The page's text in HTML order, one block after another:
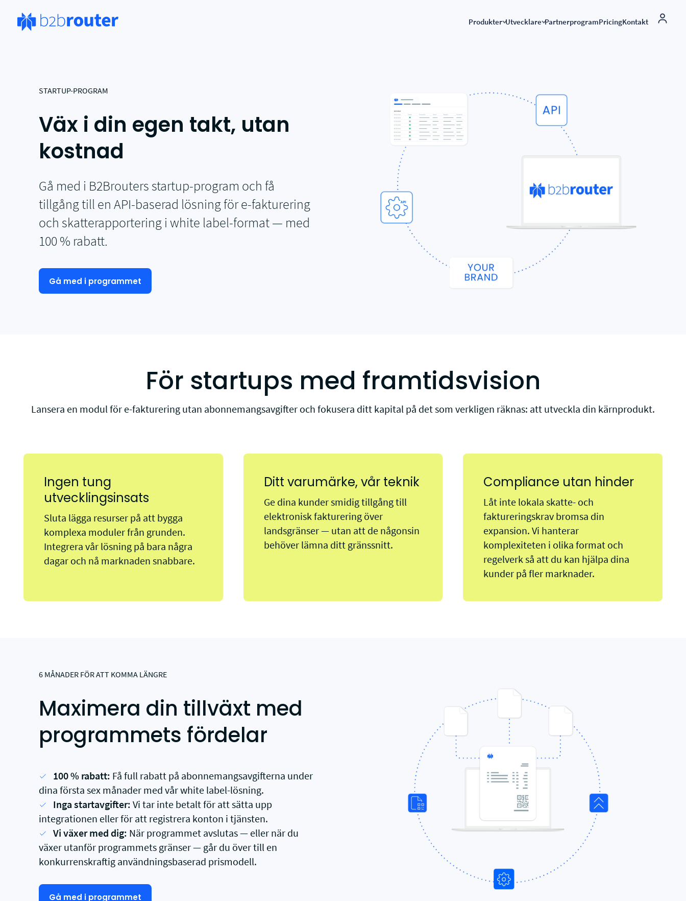
Produkter
Skicka och ta emot dina elektroniska fakturor var som helst i världen
Startup-program
Integrera e-fakturering via white label-API med 100 % rabatt.
Koppla ert ERP till B2Brouter och hantera faktureringen
befintliga system.
Lista över anslutna ERP-system
Microsoft Dynamics 365 BC, Sage, Odoo, SAP, Zoho
Utvecklare
Startup-program
PartnerprogramPricingKontakt
STARTUP-PROGRAM
Väx i din egen takt, utan
kostnad
Gå med i B2Brouters startup-program och få
tillgång till en API-baserad lösning för e-fakturering
och skatterapportering i white label-format — med
100 % rabatt.
Gå med i programmet
För startups med framtidsvision
Lansera en modul för e-fakturering utan abonnemangsavgifter och fokusera ditt kapital på det som verkligen räknas: att utveckla din kärnprodukt.
Ingen tung
utvecklingsinsats
Sluta lägga resurser på att bygga
komplexa moduler från grunden.
Integrera vår lösning på bara några
dagar och nå marknaden snabbare.
Ditt varumärke, vår teknik
Ge dina kunder smidig tillgång till
elektronisk fakturering över
landsgränser — utan att de någonsin
behöver lämna ditt gränssnitt.
Compliance utan hinder
Låt inte lokala skatte- och
faktureringskrav bromsa din
expansion. Vi hanterar
komplexiteten i olika format och
regelverk så att du kan hjälpa dina
kunder på fler marknader.
6 MÅNADER FÖR ATT KOMMA LÄNGRE
Maximera din tillväxt med
programmets fördelar
100 % rabatt: Få full rabatt på abonnemangsavgifterna under
dina första sex månader med vår white label-lösning.
Inga startavgifter: Vi tar inte betalt för att sätta upp
integrationen eller för att registrera konton i tjänsten.
Vi växer med dig: När programmet avslutas — eller när du
växer utanför programmets gränser — går du över till en
konkurrenskraftig användningsbaserad prismodell.
Gå med i programmet